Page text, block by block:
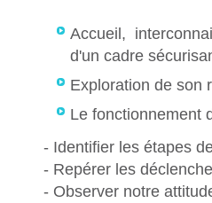
Accueil,
d'un cadre
Exploration de son
Le fonctionnement
- Identifier les étapes
- Repérer les
- Observer notre